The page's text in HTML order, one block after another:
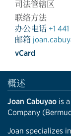
司法管辖区
联络方法
办公电话 +1
邮箱
vCard
概述
Joan Cabuyao is
Company
Joan specializes